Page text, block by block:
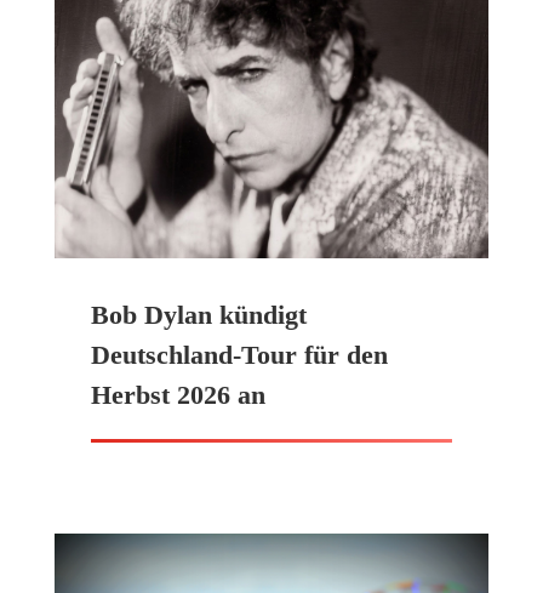
Bob Dylan kündigt
Deutschland-Tour für den
Herbst 2026 an